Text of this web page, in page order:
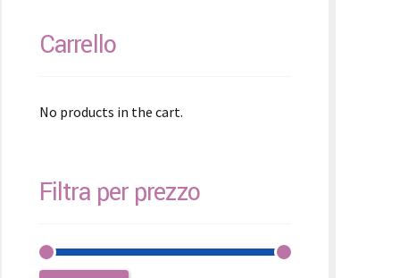
Carrello
No products in the cart.
Filtra per prezzo